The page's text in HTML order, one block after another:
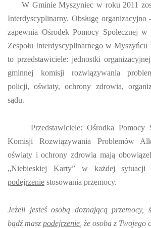
W Gminie Myszyniec w roku 2011
Interdyscyplinarny. Obsługę organizacyjno
zapewnia Ośrodek Pomocy Społecznej
Zespołu Interdyscyplinarnego w
to przedstawiciele: jednostki
gminnej komisji rozwiązywania
policji, oświaty, ochrony zdrowia,
sądu.
Przedstawiciele: Ośrodka Pomocy
Komisji Rozwiązywania Problemów
oświaty i ochrony zdrowia mają
„Niebieskiej Karty” w każdej
podejrzenie stosowania przemocy.
Jeżeli jesteś osobą doznającą przemocy,
bądź masz podejrzenie , że osoba z Twojego